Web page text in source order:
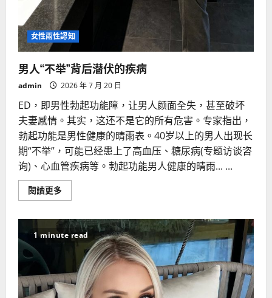
女性兩性認知
男人“不举”背后潜伏的疾病
admin 2026 年 7 月 20 日
ED，即男性勃起功能障，让男人颜面全失，甚至破坏
夫妻感情。其实，这还不是它的所有危害。专家指出，
勃起功能是男性健康的晴雨表。40岁以上的男人出现长
期“不举”，可能已经患上了高血压、糖尿病(专题访谈咨
询)、心血管疾病等。勃起功能男人健康的晴雨... ...
閱讀更多
more
人
“不
举”
伏
的
疾
1 minute read